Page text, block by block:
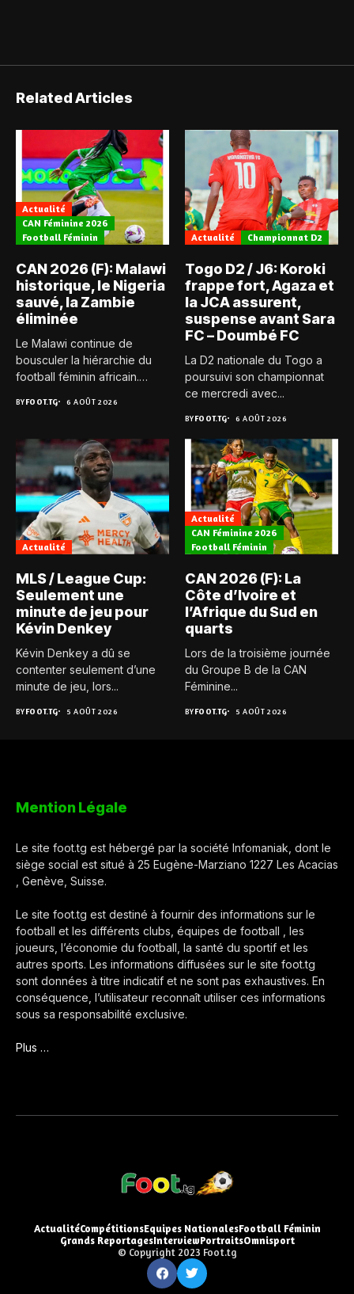
Related Articles
Actualité
CAN Féminine 2026
Football Féminin
CAN 2026 (F): Malawi
historique, le Nigeria
sauvé, la Zambie
éliminée
Le Malawi continue de
bousculer la hiérarchie du
football féminin africain.
BYFOOT.TG 6 AOÛT 2026
Actualité Championnat D2
Togo D2 / J6: Koroki
frappe fort, Agaza et
la JCA assurent,
suspense avant Sara
FC – Doumbé FC
La D2 nationale du Togo a
poursuivi son championnat
ce mercredi avec...
BYFOOT.TG 6 AOÛT 2026
Actualité
MLS / League Cup:
Seulement une
minute de jeu pour
Kévin Denkey
Kévin Denkey a dû se
contenter seulement d’une
minute de jeu, lors...
BYFOOT.TG 5 AOÛT 2026
Actualité
CAN Féminine 2026
Football Féminin
CAN 2026 (F): La
Côte d’Ivoire et
l’Afrique du Sud en
quarts
Lors de la troisième journée
du Groupe B de la CAN
Féminine...
BYFOOT.TG 5 AOÛT 2026
Mention Légale
Le site foot.tg est hébergé par la société Infomaniak, dont le
siège social est situé à 25 Eugène-Marziano 1227 Les Acacias
, Genève, Suisse.
Le site foot.tg est destiné à fournir des informations sur le
football et les différents clubs, équipes de football , les
joueurs, l’économie du football, la santé du sportif et les
autres sports. Les informations diffusées sur le site foot.tg
sont données à titre indicatif et ne sont pas exhaustives. En
conséquence, l’utilisateur reconnaît utiliser ces informations
sous sa responsabilité exclusive.
Plus …
ActualitéCompétitionsEquipes NationalesFootball Féminin
Grands ReportagesInterviewPortraitsOmnisport
© Copyright 2023 Foot.tg